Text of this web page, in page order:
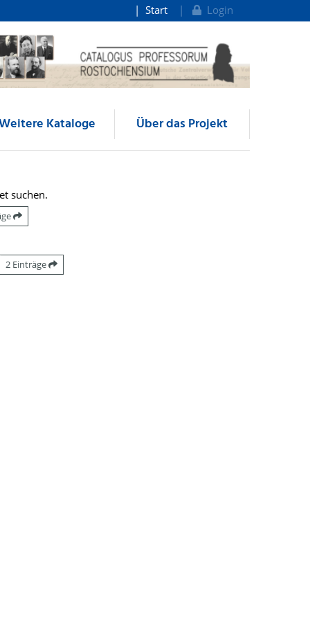
Start Login
Kataloge Über das Projekt
suchen.
2 Einträge